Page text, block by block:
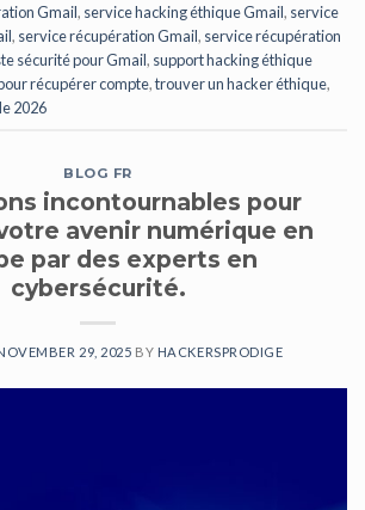
Gmail, service hacking éthique Gmail, service
, service récupération Gmail, service récupération
sécurité pour Gmail, support hacking éthique
récupérer compte,trouver un hacker éthique,
2026
BLOG FR
incontournables pour
avenir numérique en
par des experts en
cybersécurité.
29, 2025 BY HACKERSPRODIGE